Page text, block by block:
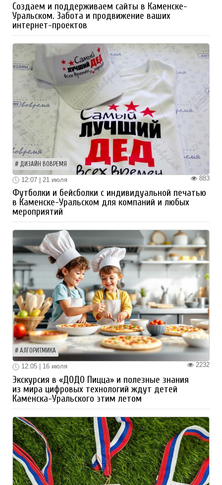
Создаем и поддерживаем сайты в Каменске-
Уральском. Забота и продвижение ваших
интернет-проектов
ДИЗАЙН ВОВРЕМЯ
883
12:07 | 21 июля
Футболки и бейсболки с индивидуальной печатью
в Каменске-Уральском для компаний и любых
мероприятий
АЛГОРИТМИКА
2232
12:05 | 16 июля
Экскурсия в «ДОДО Пицца» и полезные знания
из мира цифровых технологий ждут детей
Каменска-Уральского этим летом